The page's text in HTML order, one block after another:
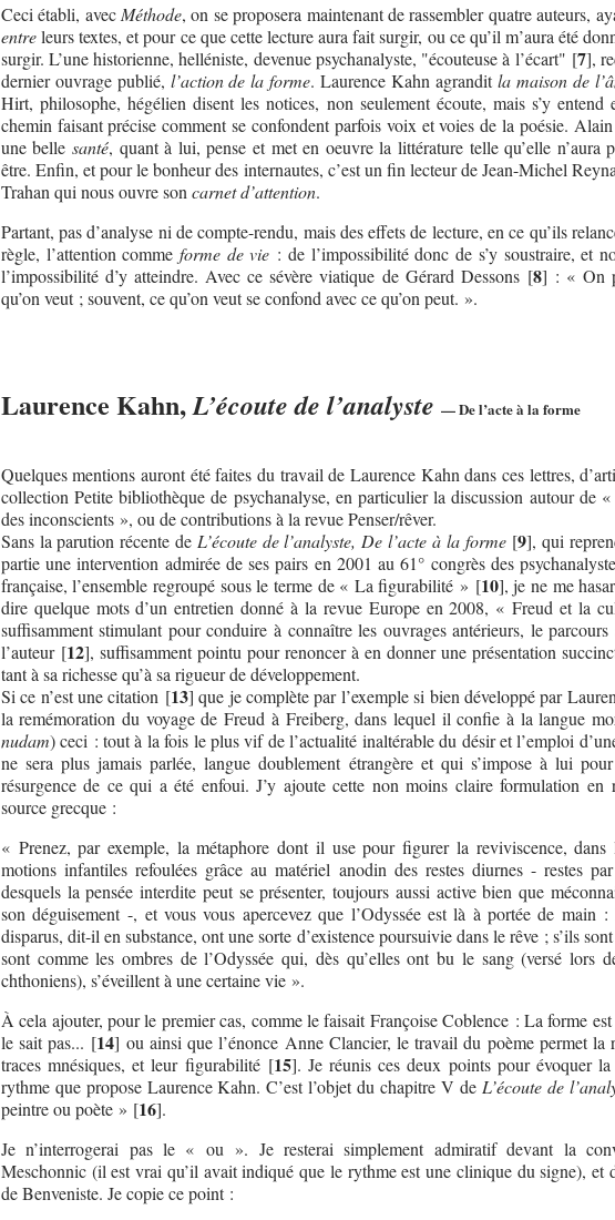
Ceci établi, avec Méthode, on se proposera maintenant de rassembler quatre auteurs,
entreleurs textes, et pour ce que cette lecture aura fait surgir, ou ce qu’il m’aura été
surgir. L’une historienne, helléniste, devenue psychanalyste, "écouteuse à l’écart" [7],
dernier ouvrage publié, l’action de la forme. Laurence Kahn agranditla maison de
Hirt, philosophe, hégélien disent les notices, non seulement écoute, mais s’y
chemin faisant précise comment se confondent parfois voix et voies de la poésie.
une belle santé, quant à lui, pense et met en oeuvre la littérature telle qu’elle n’aura
être. Enfin, et pour le bonheur des internautes, c’est un fin lecteur de Jean-Michel
Trahan qui nous ouvre son carnet d’attention.
Partant, pas d’analyse ni de compte-rendu, mais des effets de lecture, en ce qu’ils
règle, l’attention comme forme de vie : de l’impossibilité donc de s’y soustraire, et
l’impossibilité d’y atteindre. Avec ce sévère viatique de Gérard Dessons[8] : « On
qu’on veut ; souvent, ce qu’on veut se confond avec ce qu’on peut. ».
Laurence Kahn,L’écoute de l’analyste — De l’acte à la forme
Quelques mentions auront été faites du travail de Laurence Kahn dans ces lettres,
collection Petite bibliothèque de psychanalyse, en particulier la discussion autour de
des inconscients », ou de contributions à la revue Penser/rêver.
Sans la parution récente de L’écoute de l’analyste, De l’acte à la forme[9], qui
partie une intervention admirée de ses pairs en 2001 au 61° congrès des
française, l’ensemble regroupé sous le terme de « La figurabilité » [10], je ne me
dire quelque mots d’un entretien donné à la revue Europe en 2008, « Freud et la
suffisamment stimulant pour conduire à connaître les ouvrages antérieurs, le
l’auteur[12], suffisamment pointu pour renoncer à en donner une présentation
tant à sa richesse qu’à sa rigueur de développement.
Si ce n’est une citation [13] que je complète par l’exemple si bien développé par
la remémoration du voyage de Freud à Freiberg, dans lequel il confie à la langue
nudam) ceci : tout à la fois le plus vif de l’actualité inaltérable du désir et l’emploi
ne sera plus jamais parlée, langue doublement étrangère et qui s’impose à lui
résurgence de ce qui a été enfoui. J’y ajoute cette non moins claire formulation en
source grecque :
« Prenez, par exemple, la métaphore dont il use pour figurer la reviviscence, dans
motions infantiles refoulées grâce au matériel anodin des restes diurnes - restes par
desquels la pensée interdite peut se présenter, toujours aussi active bien que
son déguisement -, et vous vous apercevez que l’Odyssée est là à portée de main :
disparus, dit-il en substance, ont une sorte d’existence poursuivie dans le rêve ; s’ils
sont comme les ombres de l’Odyssée qui, dès qu’elles ont bu le sang (versé lors
chthoniens), s’éveillent à une certaine vie ».
À cela ajouter, pour le premier cas, comme le faisait Françoise Coblence : La forme est
le sait pas... [14] ou ainsi que l’énonce Anne Clancier, le travail du poème permet la
traces mnésiques, et leur figurabilité[15]. Je réunis ces deux points pour évoquer
rythme que propose Laurence Kahn. C’est l’objet du chapitre V de L’écoute de
peintre ou poète » [16].
Je n’interrogerai pas le « ou ». Je resterai simplement admiratif devant la
Meschonnic (il est vrai qu’il avait indiqué que le rythme est une clinique du signe), et
de Benveniste. Je copie ce point :